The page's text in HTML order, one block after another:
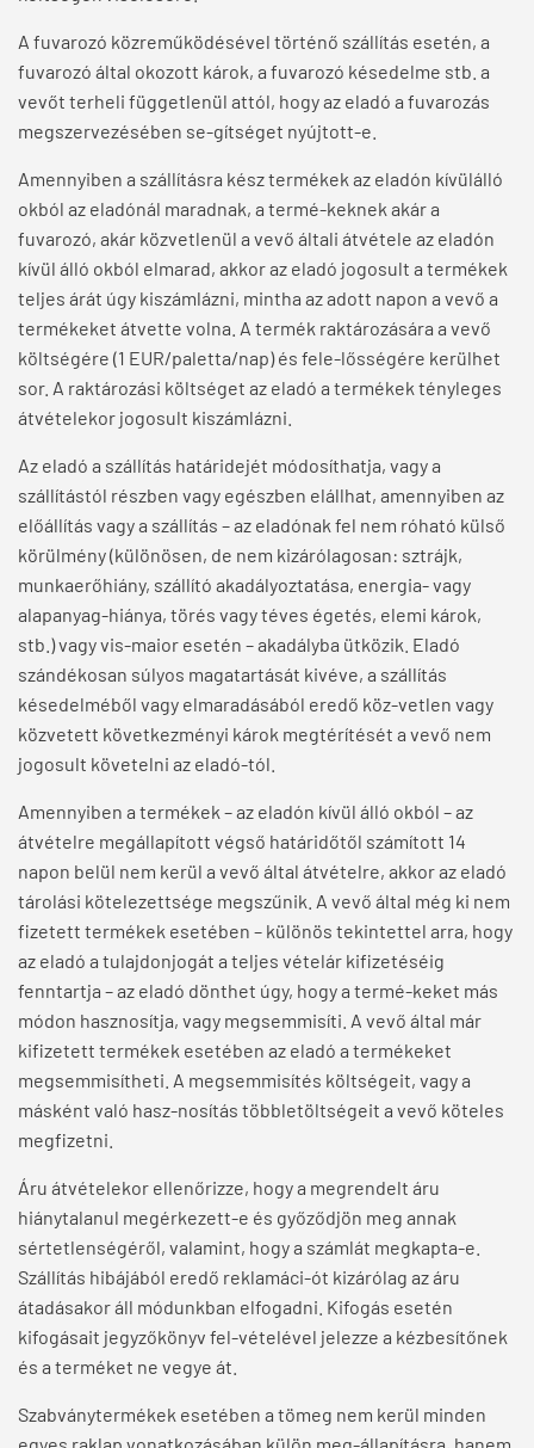
A fuvarozó közreműködésével történő szállítás esetén, a
fuvarozó által okozott károk, a fuvarozó késedelme stb. a
vevőt terheli függetlenül attól, hogy az eladó a fuvarozás
megszervezésében se-gítséget nyújtott-e.
Amennyiben a szállításra kész termékek az eladón kívülálló
okból az eladónál maradnak, a termé-keknek akár a
fuvarozó, akár közvetlenül a vevő általi átvétele az eladón
kívül álló okból elmarad, akkor az eladó jogosult a termékek
teljes árát úgy kiszámlázni, mintha az adott napon a vevő a
termékeket átvette volna. A termék raktározására a vevő
költségére (1 EUR/paletta/nap) és fele-lősségére kerülhet
sor. A raktározási költséget az eladó a termékek tényleges
átvételekor jogosult kiszámlázni.
Az eladó a szállítás határidejét módosíthatja, vagy a
szállítástól részben vagy egészben elállhat, amennyiben az
előállítás vagy a szállítás – az eladónak fel nem róható külső
körülmény (különösen, de nem kizárólagosan: sztrájk,
munkaerőhiány, szállító akadályoztatása, energia- vagy
alapanyag-hiánya, törés vagy téves égetés, elemi károk,
stb.) vagy vis-maior esetén – akadályba ütközik. Eladó
szándékosan súlyos magatartását kivéve, a szállítás
késedelméből vagy elmaradásából eredő köz-vetlen vagy
közvetett következményi károk megtérítését a vevő nem
jogosult követelni az eladó-tól.
Amennyiben a termékek – az eladón kívül álló okból – az
átvételre megállapított végső határidőtől számított 14
napon belül nem kerül a vevő által átvételre, akkor az eladó
tárolási kötelezettsége megszűnik. A vevő által még ki nem
fizetett termékek esetében – különös tekintettel arra, hogy
az eladó a tulajdonjogát a teljes vételár kifizetéséig
fenntartja – az eladó dönthet úgy, hogy a termé-keket más
módon hasznosítja, vagy megsemmisíti. A vevő által már
kifizetett termékek esetében az eladó a termékeket
megsemmisítheti. A megsemmisítés költségeit, vagy a
másként való hasz-nosítás többletöltségeit a vevő köteles
megfizetni.
Áru átvételekor ellenőrizze, hogy a megrendelt áru
hiánytalanul megérkezett-e és győződjön meg annak
sértetlenségéről, valamint, hogy a számlát megkapta-e.
Szállítás hibájából eredő reklamáci-ót kizárólag az áru
átadásakor áll módunkban elfogadni. Kifogás esetén
kifogásait jegyzőkönyv fel-vételével jelezze a kézbesítőnek
és a terméket ne vegye át.
Szabványtermékek esetében a tömeg nem kerül minden